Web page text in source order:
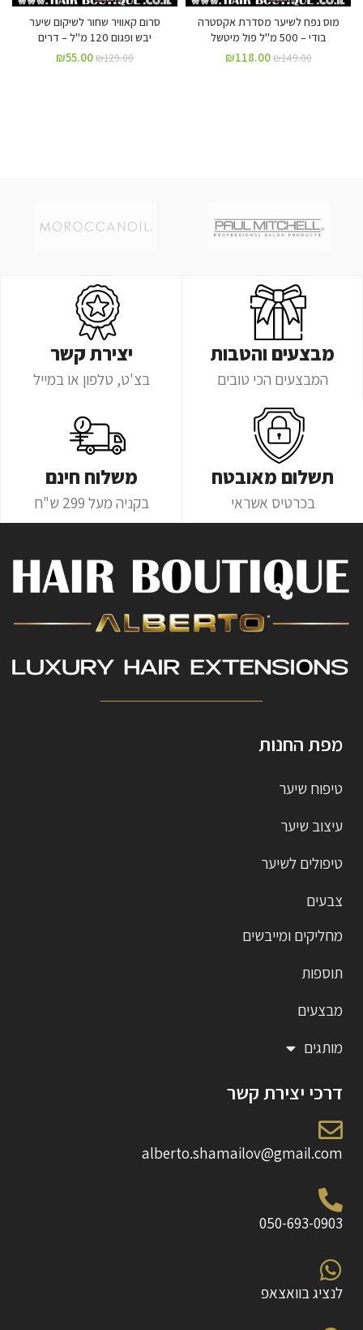
מוס נפח לשיער מסדרת אקסטרה
בודי – 500 מ"ל פול מיטשל
₪149.00
₪118.00
סרום קאוויר שחור לשיקום שיער
יבש ופגום 120 מ"ל – דרים
₪129.00
₪55.00
מבצעים והטבות
המבצעים הכי טובים
יצירת קשר
בצ'ט, טלפון או במייל
תשלום מאובטח
בכרטיס אשראי
משלוח חינם
בקניה מעל 299 ש"ח
מפת החנות
טיפוח שיער
עיצוב שיער
טיפולים לשיער
צבעים
מחליקים ומייבשים
תוספות
מבצעים
מותגים
דרכי יצירת קשר
alberto.shamailov@gmail.com
050-693-0903
לנציג בוואצאפ